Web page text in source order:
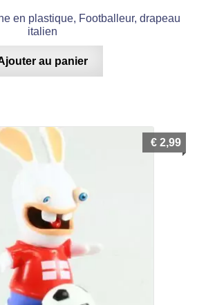
en plastique, Footballeur, drapeau
italien
au panier
€ 2,99